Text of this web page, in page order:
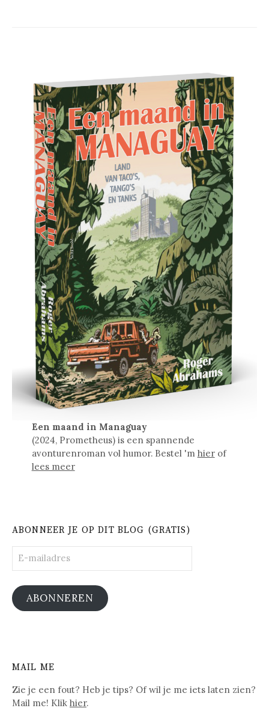
Een maand in Managuay
(2024, Prometheus) is een spannende
avonturenroman vol humor. Bestel 'm hierof
lees meer
ABONNEER JE OP DIT BLOG (GRATIS)
mailadres
ABONNEREN
MAIL ME
Zie je een fout? Heb je tips? Of wil je me iets laten zien?
Mail me! Klik hier.